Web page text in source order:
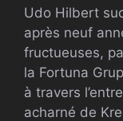
Udo Hilbert
après neuf
fructueuses,
la Fortuna
à travers
acharné de